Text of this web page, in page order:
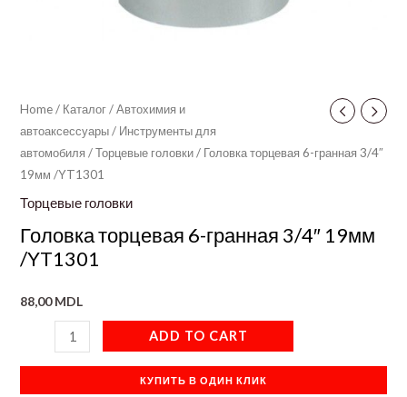
Home/ Каталог/Автохимия и
автоаксессуары/ Инструменты для
автомобиля /Торцевые головки/ Головка торцевая 6-гранная 3/4″
19мм /YT1301
Торцевые головки
Головка торцевая 6-гранная 3/4″ 19мм
/YT1301
88,00MDL
ADD TO CART
КУПИТЬ В ОДИН КЛИК